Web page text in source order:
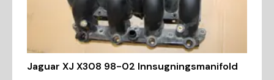
Jaguar XJ X308 98-02 Innsugningsmanifold